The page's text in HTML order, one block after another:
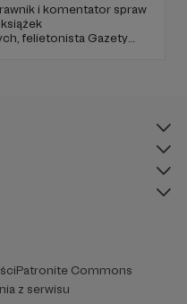
i komentator spraw
felietonista Gazety
Patronite Commons
z serwisu